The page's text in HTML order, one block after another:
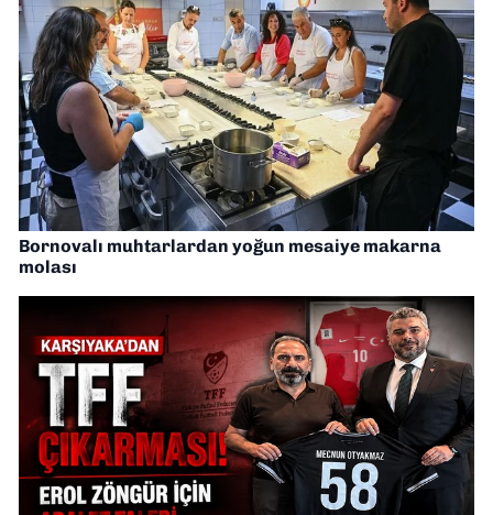
Bornovalı muhtarlardan yoğun mesaiye makarna
molası